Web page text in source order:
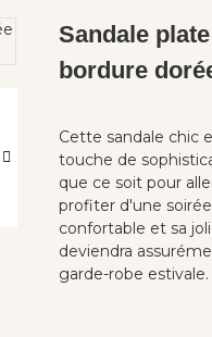
Sandale
bordure
Cette sandale chic
touche de
que ce soit pour
profiter d'une
confortable et sa
deviendra
garde-robe estivale.